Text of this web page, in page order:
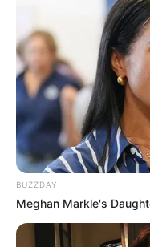
Το σφυρί της
Deep State.
από JuanOsavin
Αυτά και μένουμε
ξημερώνει ούτε που
μας επιφυλλάσσει..
κυριολεξία και όλα
τελική μάχη των
πρώτη φορά, μπορεί
των συστημικών
BUZZDAY
Meghan Markle's